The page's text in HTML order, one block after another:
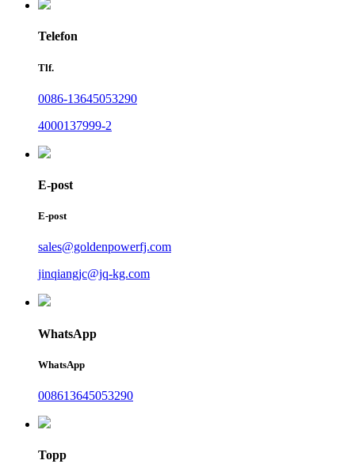
Telefon
Tlf.
0086-13645053290
4000137999-2
E-post
E-post
sales@goldenpowerfj.com
jinqiangjc@jq-kg.com
WhatsApp
WhatsApp
008613645053290
Topp